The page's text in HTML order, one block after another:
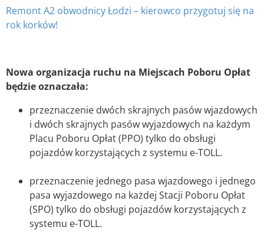
Remont A2 obwodnicy Łodzi – kierowco przygotuj się na
rok korków!
Nowa organizacja ruchu na Miejscach Poboru Opłat
będzie oznaczała:
przeznaczenie dwóch skrajnych pasów wjazdowych
i dwóch skrajnych pasów wyjazdowych na każdym
Placu Poboru Opłat (PPO) tylko do obsługi
pojazdów korzystających z systemu e-TOLL.
przeznaczenie jednego pasa wjazdowego i jednego
pasa wyjazdowego na każdej Stacji Poboru Opłat
(SPO) tylko do obsługi pojazdów korzystających z
systemu e-TOLL.